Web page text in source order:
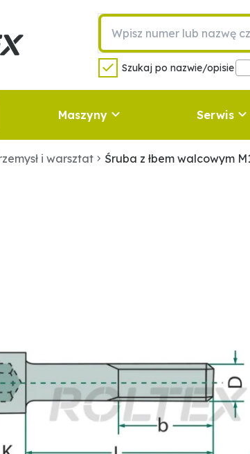
Szukaj po nazwie/opisie
Maszyny Serwis
i warsztat Śruba z łbem walcowym